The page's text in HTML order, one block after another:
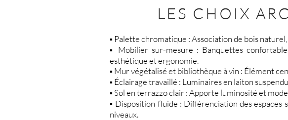
LES CHOIX
▪️ Palette chromatique : Association de bois
▪️ Mobilier sur-mesure : Banquettes
esthétique et ergonomie.
▪️ Mur végétalisé et bibliothèque à vin : Élément
▪️ Éclairage travaillé : Luminaires en laiton
▪️ Sol en terrazzo clair : Apporte luminosité et
▪️ Disposition fluide : Différenciation des espaces
niveaux.